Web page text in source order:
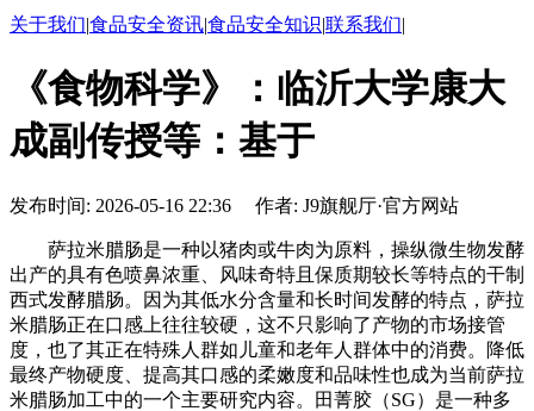
关于我们|食品安全资讯|食品安全知识|联系我们|
《食物科学》：临沂大学康大
成副传授等：基于
发布时间: 2026-05-16 22:36 作者: J9旗舰厅·官方网站
萨拉米腊肠是一种以猪肉或牛肉为原料，操纵微生物发酵
出产的具有色喷鼻浓重、风味奇特且保质期较长等特点的干制
西式发酵腊肠。因为其低水分含量和长时间发酵的特点，萨拉
米腊肠正在口感上往往较硬，这不只影响了产物的市场接管
度，也了其正在特殊人群如儿童和老年人群体中的消费。降低
最终产物硬度、提高其口感的柔嫩度和品味性也成为当前萨拉
米腊肠加工中的一个主要研究内容。田菁胶（SG）是一种多